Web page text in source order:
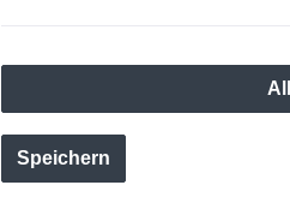
Service-Hotline
Speichern